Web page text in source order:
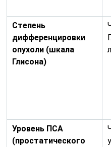
Степень
дифференцировки
опухоли (шкала
Глисона)
Уровень ПСА
(простатического